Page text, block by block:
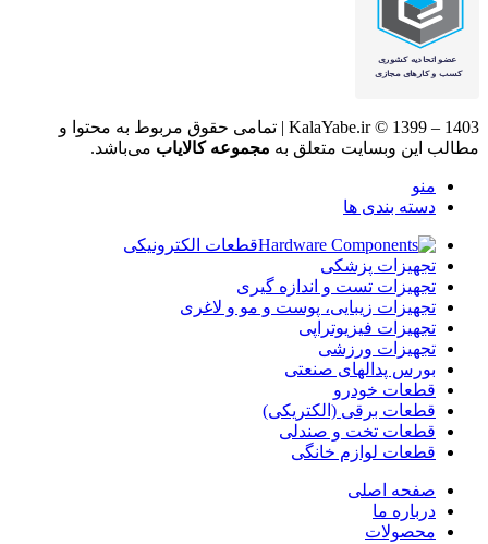
KalaYabe.ir © 1399 – 1403 | تمامی حقوق مربوط به محتوا و
مطالب این وبسایت متعلق به مجموعه کالایاب می‌باشد.
منو
دسته بندی ها
قطعات الکترونیکی
تجهیزات پزشکی
تجهیزات تست و اندازه گیری
تجهیزات زیبایی، پوست و مو و لاغری
تجهیزات فیزیوتراپی
تجهیزات ورزشی
بورس پدالهای صنعتی
قطعات خودرو
قطعات برقی (الکتریکی)
قطعات تخت و صندلی
قطعات لوازم خانگی
صفحه اصلی
درباره ما
محصولات